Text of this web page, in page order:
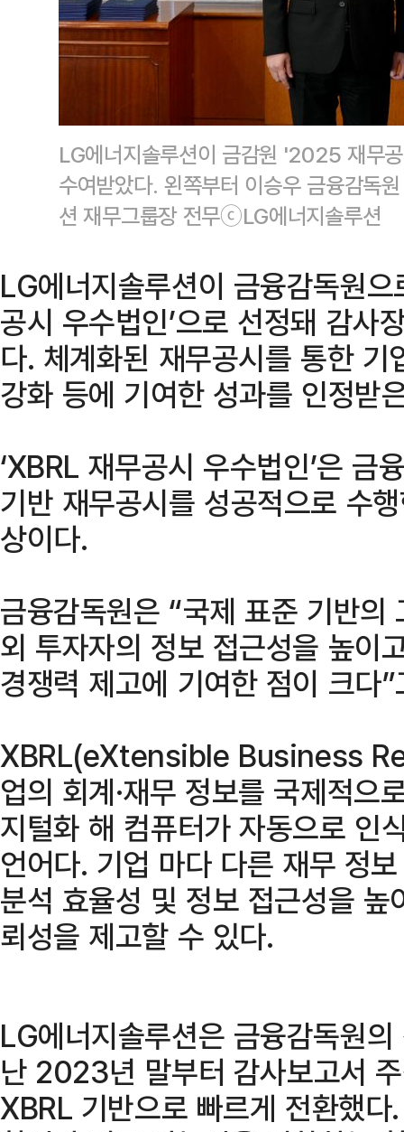
LG에너지솔루션이 금감원 '2025 재무
수여받았다. 왼쪽부터 이승우 금융감독
션 재무그룹장 전무ⓒLG에너지솔루션
LG에너지솔루션이 금융감독원
공시 우수법인’으로 선정돼 감사
다. 체계화된 재무공시를 통한
강화 등에 기여한 성과를 인정받
‘XBRL 재무공시 우수법인’은 금
기반 재무공시를 성공적으로 수
상이다.
금융감독원은 “국제 표준 기반
외 투자자의 정보 접근성을 높이
경쟁력 제고에 기여한 점이 크다
XBRL(eXtensible Business
업의 회계·재무 정보를 국제적으
지털화 해 컴퓨터가 자동으로 인
언어다. 기업 마다 다른 재무 정
분석 효율성 및 정보 접근성을
뢰성을 제고할 수 있다.
LG에너지솔루션은 금융감독원
난 2023년 말부터 감사보고서
XBRL 기반으로 빠르게 전환했